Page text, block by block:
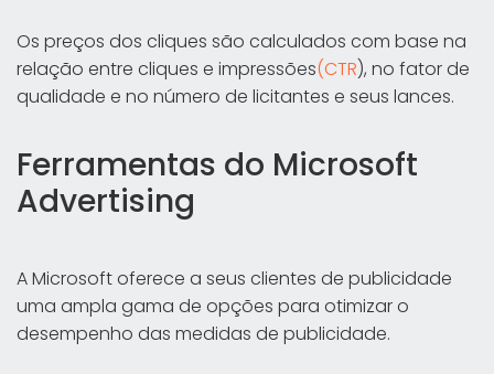
Os preços dos cliques são calculados com base na
relação entre cliques e impressões(CTR), no fator de
qualidade e no número de licitantes e seus lances.
Ferramentas do Microsoft
Advertising
A Microsoft oferece a seus clientes de publicidade
uma ampla gama de opções para otimizar o
desempenho das medidas de publicidade.